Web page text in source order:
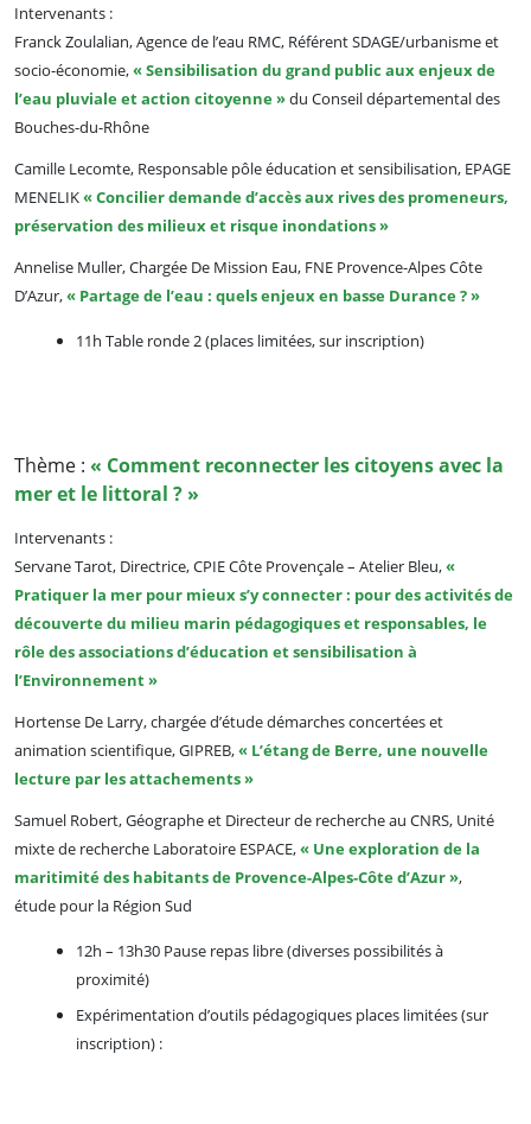
Intervenants :
Franck Zoulalian, Agence de l’eau RMC, Référent SDAGE/urbanisme et
socio-économie,«Sensibilisation du grand public aux enjeux de
l’eau pluviale et action citoyenne»du Conseil départemental des
Bouches-du-Rhône
Camille Lecomte, Responsable pôle éducation et sensibilisation, EPAGE
MENELIK« Concilier demande d’accès aux rives des promeneurs,
préservation des milieux et risque inondations »
Annelise Muller, Chargée De Mission Eau, FNE Provence-Alpes Côte
D’Azur,« Partage de l’eau : quels enjeux en basse Durance ?»
11h Table ronde 2 (places limitées, sur inscription)
Thème : « Comment reconnecter les citoyens avec la
mer et le littoral ? »
Intervenants :
Servane Tarot, Directrice, CPIE Côte Provençale – Atelier Bleu,«
Pratiquer la mer pour mieux s’y connecter : pour des activités de
découverte du milieu marin pédagogiques et responsables, le
rôle des associations d’éducation et sensibilisation à
l’Environnement »
Hortense De Larry, chargée d’étude démarches concertées et
animation scientifique, GIPREB,« L’étang de Berre, une nouvelle
lecture par les attachements»
Samuel Robert, Géographe et Directeur de recherche au CNRS, Unité
mixte de recherche Laboratoire ESPACE,« Une exploration de la
maritimité des habitants de Provence-Alpes-Côte d’Azur»,
étude pour la Région Sud
12h – 13h30 Pause repas libre (diverses possibilités à
proximité)
Expérimentation d’outils pédagogiques places limitées (sur
inscription) :